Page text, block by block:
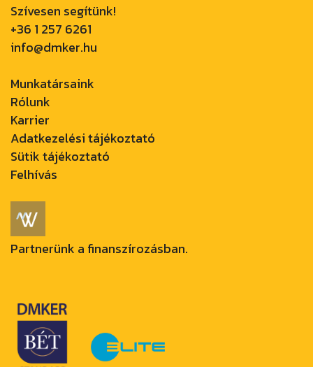
Szívesen segítünk!
+36 1 257 6261
info@dmker.hu
Munkatársaink
Rólunk
Karrier
Adatkezelési tájékoztató
Sütik tájékoztató
Felhívás
Partnerünk a finanszírozásban.